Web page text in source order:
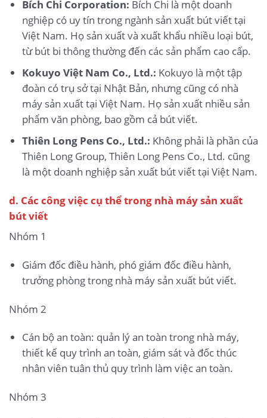
Bích Chi Corporation: Bích Chi là một doanh
nghiệp có uy tín trong ngành sản xuất bút viết tại
Việt Nam. Họ sản xuất và xuất khẩu nhiều loại bút,
từ bút bi thông thường đến các sản phẩm cao cấp.
Kokuyo Việt Nam Co., Ltd.: Kokuyo là một tập
đoàn có trụ sở tại Nhật Bản, nhưng cũng có nhà
máy sản xuất tại Việt Nam. Họ sản xuất nhiều sản
phẩm văn phòng, bao gồm cả bút viết.
Thiên Long Pens Co., Ltd.: Không phải là phần của
Thiên Long Group, Thiên Long Pens Co., Ltd. cũng
là một doanh nghiệp sản xuất bút viết tại Việt Nam.
d. Các công việc cụ thể trong nhà máy sản xuất
bút viết
Nhóm 1
Giám đốc điều hành, phó giám đốc điều hành,
trưởng phòng trong nhà máy sản xuất bút viết.
Nhóm 2
Cán bộ an toàn: quản lý an toàn trong nhà máy,
thiết kế quy trình an toàn, giám sát và đốc thúc
nhân viên tuân thủ quy trình làm việc an toàn.
Nhóm 3